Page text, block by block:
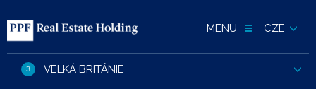
MENU CZE
3 VELKÁ BRITÁNIE